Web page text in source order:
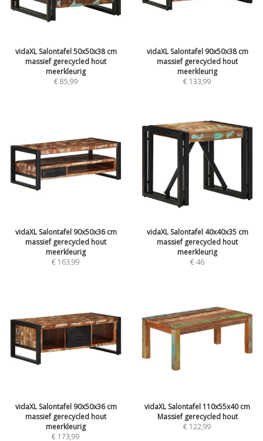
vidaXL Salontafel 50x50x38 cm
massief gerecycled hout
meerkleurig
€85,99
vidaXL Salontafel 90x50x38 cm
massief gerecycled hout
meerkleurig
€ 133,99
vidaXL Salontafel 90x50x36 cm
massief gerecycled hout
meerkleurig
€ 163,99
vidaXL Salontafel 40x40x35 cm
massief gerecycled hout
meerkleurig
€46
vidaXL Salontafel 90x50x36 cm
massief gerecycled hout
meerkleurig
€ 173,99
vidaXL Salontafel 110x55x40 cm
Massief gerecycled hout
€ 122,99